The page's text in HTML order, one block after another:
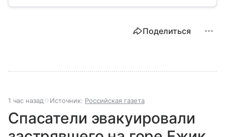
Поделиться
1 час назад Источник: Российская газета
Спасатели эвакуировали